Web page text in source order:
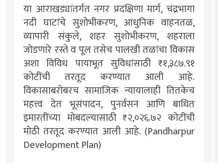
या आराखड्यांतर्गत नगर प्रदक्षिणा मार्ग, चंद्रभागा
नदी घाटांचे सुशोभीकरण, आधुनिक वाहनतळ,
व्यापारी संकुले, शहर सुशोभीकरण, शहराला
जोडणारे रस्ते व पूल तसेच पालखी तळांचा विकास
अशा विविध पायाभूत सुविधांसाठी ₹१,३८७.९१
कोटींची तरतूद करण्यात आली आहे.
विकासाबरोबरच सामाजिक न्यायालाही तितकेच
महत्त्व देत भूसंपादन, पुनर्वसन आणि बाधित
इमारतींच्या मोबदल्यासाठी ₹२,०२६.७२ कोटींची
मोठी तरतूद करण्यात आली आहे. (Pandharpur
Development Plan)